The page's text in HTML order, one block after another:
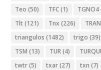
Teo (50) TFC(1) TGNO4
Tlt (121) Tnx (226) TRAN
triangulos (1482) trigo (39)
TSM (13) TUR(4)
twtr(5) txar(27) txn (7)